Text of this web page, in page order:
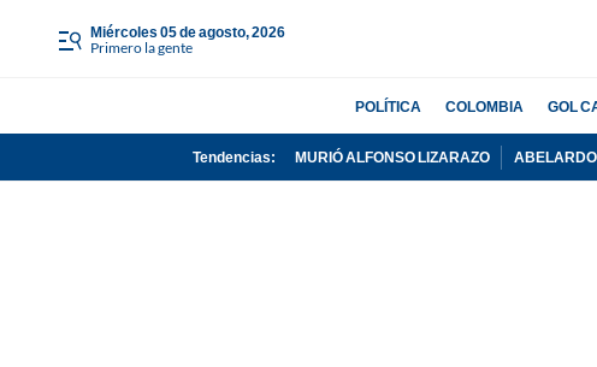
miércoles 05 de agosto, 2026
Primero la gente
POLÍTICA COLOMBIA GOL
Tendencias: MURIÓ ALFONSO LIZARAZO